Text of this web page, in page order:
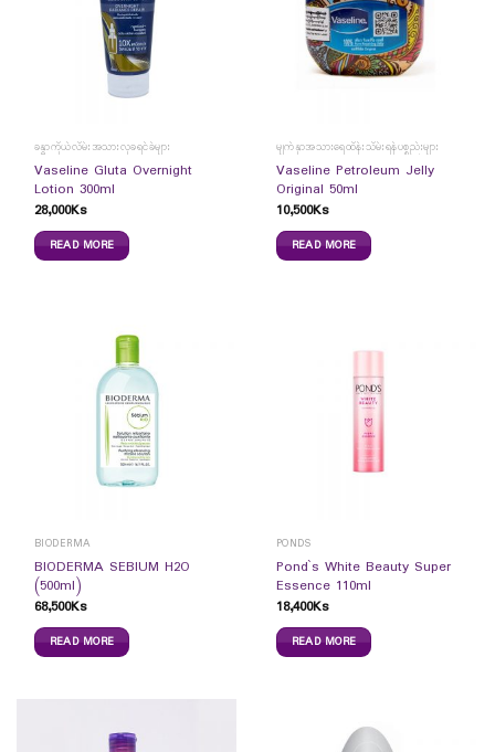
ခန္ဓာကိုယ်လိမ်းအသားလှခရင်ခ်များ
Vaseline Gluta Overnight
Lotion 300ml
28,000Ks
READ MORE
မျက်နှာအသားရေထိန်းသိမ်းရန်ပစ္စည်းများ
Vaseline Petroleum Jelly
Original 50ml
10,500Ks
READ MORE
BIODERMA
BIODERMA SEBIUM H2O
(500ml)
68,500Ks
READ MORE
PONDS
Pond`s White Beauty Super
Essence 110ml
18,400Ks
READ MORE